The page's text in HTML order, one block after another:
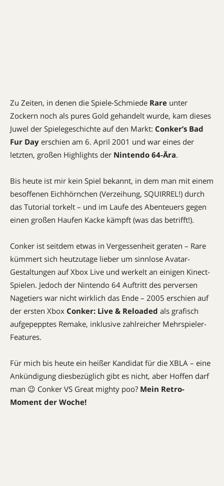
Zu Zeiten, in denen die Spiele-Schmiede Rare unter
Zockern noch als pures Gold gehandelt wurde, kam dieses
Juwel der Spielegeschichte auf den Markt: Conker’s Bad
Fur Day erschien am 6. April 2001 und war eines der
letzten, großen Highlights der Nintendo 64-Ära.
Bis heute ist mir kein Spiel bekannt, in dem man mit einem
besoffenen Eichhörnchen (Verzeihung, SQUIRREL!) durch
das Tutorial torkelt – und im Laufe des Abenteuers gegen
einen großen Haufen Kacke kämpft (was das betrifft!).
Conker ist seitdem etwas in Vergessenheit geraten – Rare
kümmert sich heutzutage lieber um sinnlose Avatar-
Gestaltungen auf Xbox Live und werkelt an einigen Kinect-
Spielen. Jedoch der Nintendo 64 Auftritt des perversen
Nagetiers war nicht wirklich das Ende – 2005 erschien auf
der ersten Xbox Conker: Live & Reloaded als grafisch
aufgepepptes Remake, inklusive zahlreicher Mehrspieler-
Features.
Für mich bis heute ein heißer Kandidat für die XBLA – eine
Ankündigung diesbezüglich gibt es nicht, aber Hoffen darf
man 😉 Conker VS Great mighty poo? Mein Retro-
Moment der Woche!